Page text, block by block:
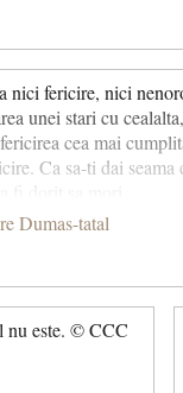
nici fericire, nici
unei stari cu
cea mai
Ca sa-ti dai seama
fi dorit sa mori.
Dumas-tatal
nu este. © CCC